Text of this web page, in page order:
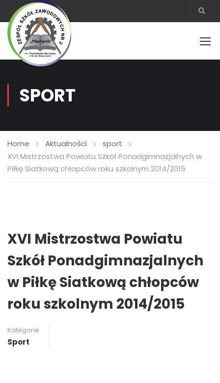
SPORT
Home Aktualności
sport
XVI Mistrzostwa Powiatu Szkół Ponadgimnazjalnych w
Piłkę Siatkową chłopców roku szkolnym 2014/2015
XVI Mistrzostwa Powiatu
Szkół Ponadgimnazjalnych
w Piłkę Siatkową chłopców
roku szkolnym 2014/2015
Kategorie
Sport